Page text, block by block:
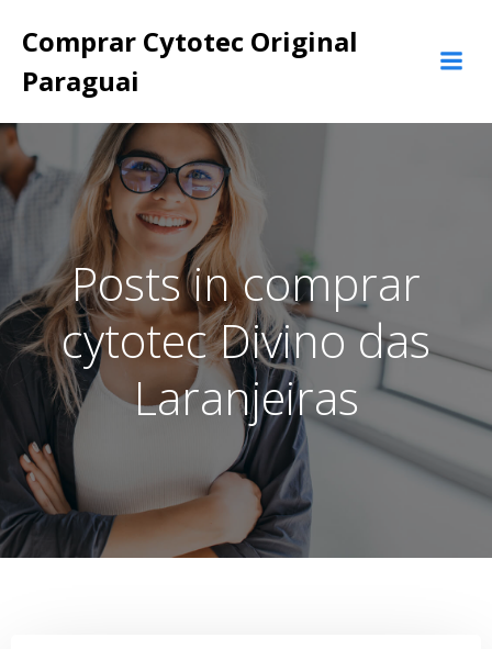
para
Comprar Cytotec Original
Paraguai
Posts in comprar
cytotec Divino das
Laranjeiras